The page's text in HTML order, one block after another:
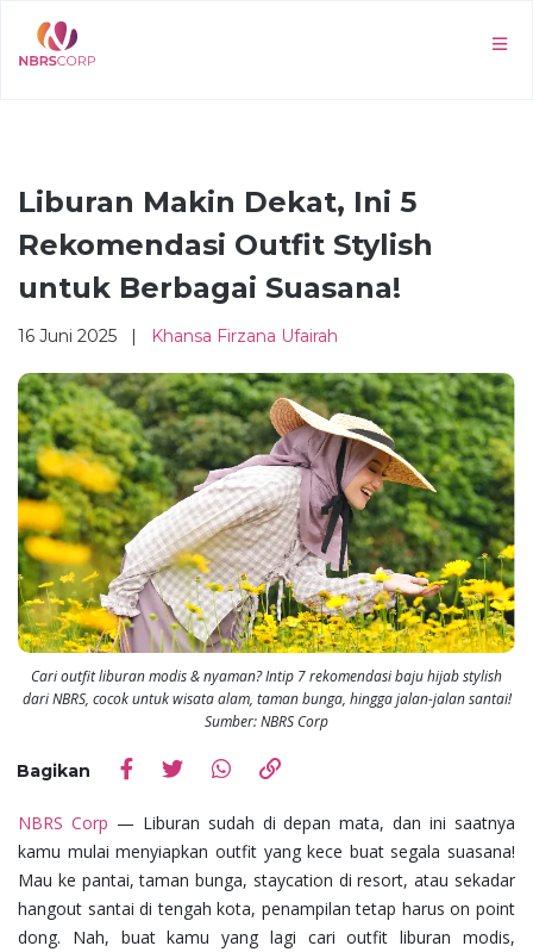
Liburan Makin Dekat, Ini 5
Rekomendasi Outfit Stylish
untuk Berbagai Suasana!
16 Juni 2025 | Khansa Firzana Ufairah
Cari outfit liburan modis & nyaman? Intip 7 rekomendasi baju hijab stylish
dari NBRS, cocok untuk wisata alam, taman bunga, hingga jalan-jalan santai!
Sumber: NBRS Corp
Bagikan
NBRS Corp — Liburan sudah di depan mata, dan ini saatnya
kamu mulai menyiapkan outfit yang kece buat segala suasana!
Mau ke pantai, taman bunga, staycation di resort, atau sekadar
hangout santai di tengah kota, penampilan tetap harus on point
dong. Nah, buat kamu yang lagi cari outfit liburan modis,